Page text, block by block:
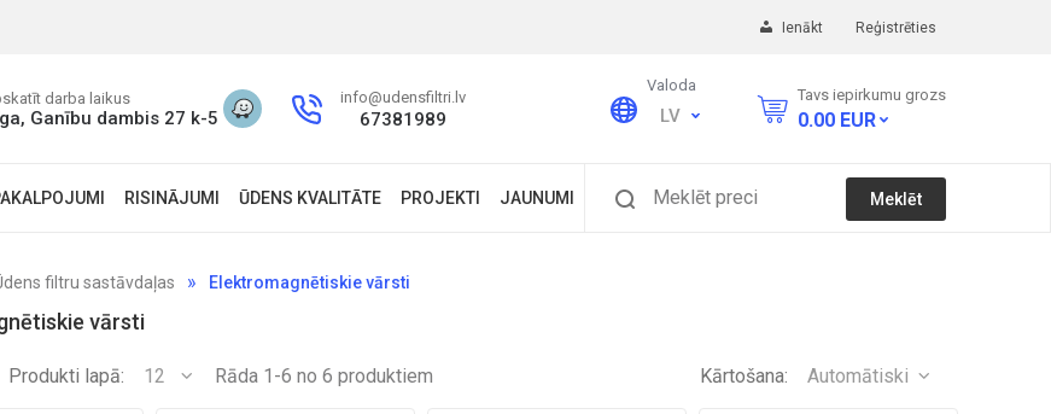
Ienākt Reģistrēties
darba laikus
Ganību dambis 27 k-5
info@udensfiltri.lv
67381989
Valoda
LV
Tavs iepirkumu grozs
0.00 EUR
RISINĀJUMI ŪDENS KVALITĀTE PROJEKTI JAUNUMI Meklēt preci Meklēt
filtru sastāvdaļas Elektromagnētiskie vārsti
vārsti
Produkti lapā: 12 Rāda 1-6 no 6 produktiem Kārtošana: Automātiski